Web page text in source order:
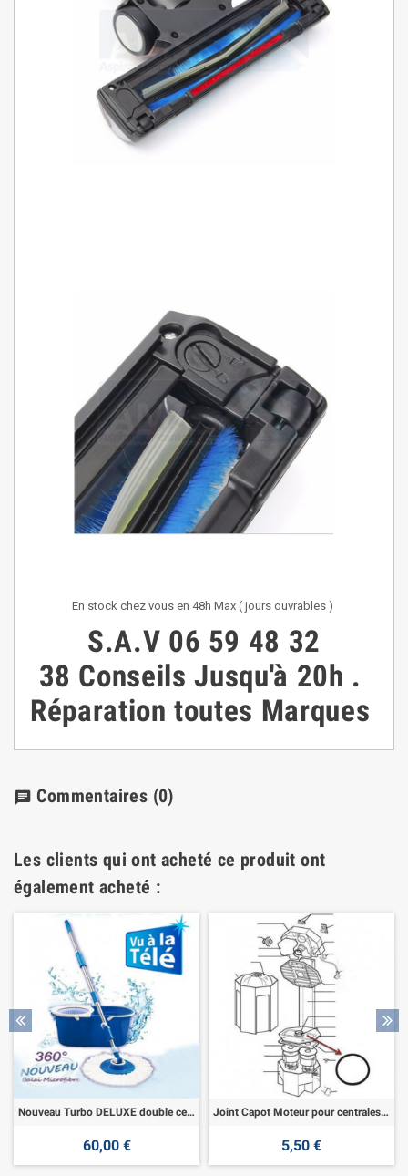
En stock chez vous en 48h Max ( jours ouvrables )
S.A.V 06 59 48 32
38 ConseilsJusqu'à 20h .
Réparation toutes Marques
chat Commentaires (0)
Les clients qui ont acheté ce produit ont
également acheté :
Nouveau Turbo DELUXE double centrifugeuse
60,00 €
Joint Capot Moteur pour centrales ALDES
5,50 €